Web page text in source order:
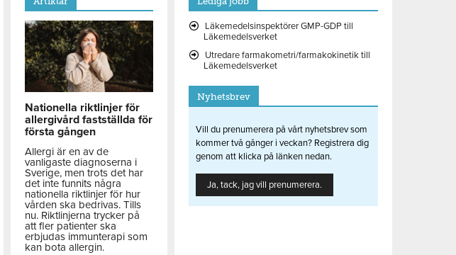
Nationella riktlinjer för
allergivård fastställda för
första gången
Allergi är en av de
vanligaste diagnoserna i
Sverige, men trots det har
det inte funnits några
nationella riktlinjer för hur
vården ska bedrivas. Tills
nu. Riktlinjerna trycker på
att fler patienter ska
erbjudas immunterapi som
kan bota allergin.
Läkemedelsinspektörer GMP-GDP till
Läkemedelsverket
Utredare farmakometri/farmakokinetik till
Läkemedelsverket
Nyhetsbrev
Vill du prenumerera på vårt nyhetsbrev som
kommer två gånger i veckan? Registrera dig
genom att klicka på länken nedan.
Ja, tack, jag vill prenumerera.